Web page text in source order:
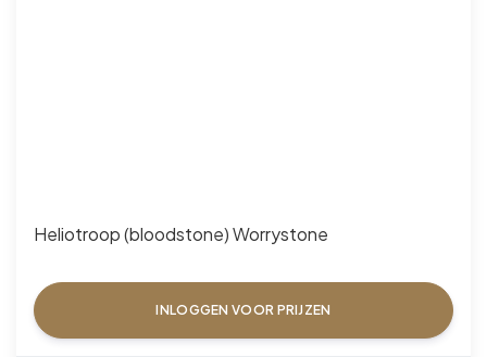
Heliotroop (bloodstone) Worrystone
INLOGGEN VOOR PRIJZEN